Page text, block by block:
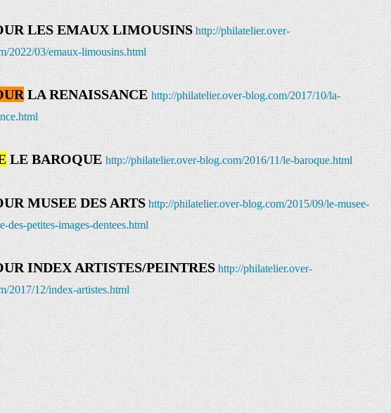
LES EMAUX LIMOUSINS http://philatelier.over-
2022/03/emaux-limousins.html
LA RENAISSANCE http://philatelier.over-blog.com/2017/10/la-
LE BAROQUE http://philatelier.over-blog.com/2016/11/le-baroque.html
MUSEE DES ARTS http://philatelier.over-blog.com/2015/09/le-musee-
des-petites-images-dentees.html
INDEX ARTISTES/PEINTRES http://philatelier.over-
2017/12/index-artistes.html